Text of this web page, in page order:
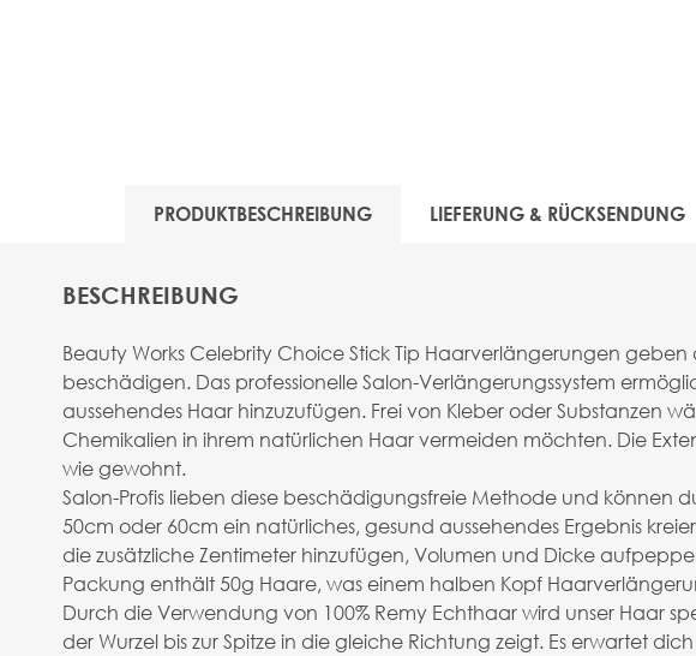
PRODUKTBESCHREIBUNG LIEFERUNG & RÜCKSENDUNG
BESCHREIBUNG
Beauty Works Celebrity Choice Stick Tip Haarverlängerungen
beschädigen. Das professionelle Salon-Verlängerungssystem
aussehendes Haar hinzuzufügen. Frei von Kleber oder Substanzen
Chemikalien in ihrem natürlichen Haar vermeiden möchten. Die
wie gewohnt.
Salon-Profis lieben diese beschädigungsfreie Methode und können
50cm oder 60cm ein natürliches, gesund aussehendes Ergebnis
die zusätzliche Zentimeter hinzufügen, Volumen und Dicke
Packung enthält 50g Haare, was einem halben Kopf
Durch die Verwendung von 100% Remy Echthaar wird unser Haar
der Wurzel bis zur Spitze in die gleiche Richtung zeigt. Es erwartet